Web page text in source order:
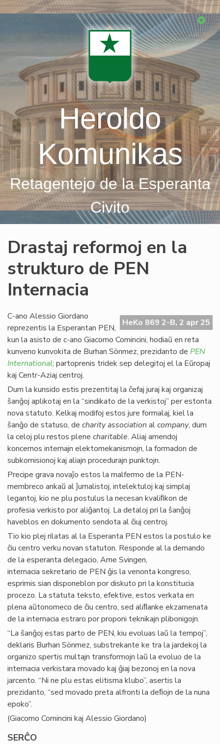
Skip
Heroldo
Komunikas
Retagentejo de la Esperanta
Civito
Drastaj reformoj en la
strukturo de PEN
Internacia
HeKo 869 2-B, 2 apr 25
C-ano Alessio Giordano
reprezentis la Esperantan PEN,
kun la asisto de c-ano Giacomo Comincini, hodiaŭ en reta
kunveno kunvokita de Burhan Sönmez, prezidanto de PEN
International; partoprenis tridek sep delegitoj el la Eŭropaj
kaj Centr-Aziaj centroj.
Dum la kunsido estis prezentitaj la ĉefaj juraj kaj organizaj
ŝanĝoj aplikotaj en la “sindikato de la verkistoj” per estonta
nova statuto. Kelkaj modifoj estos jure formalaj, kiel la
ŝanĝo de statuso, de charity association alcompany, dum
la celoj plu restos plene charitable. Aliaj amendoj
koncernos internajn elektomekanismojn, la formadon de
subkomisionoj kaj aliajn procedurajn punktojn.
Precipe grava novaĵo estos la malfermo de la PEN-
membreco ankaŭ al ĵurnalistoj, intelektuloj kaj simplaj
legantoj, kio ne plu postulus la necesan kvaliﬁkon de
profesia verkisto por aliĝantoj. La detaloj pri la ŝanĝoj
haveblos en dokumento sendota al ĉiuj centroj.
Tio kio plej rilatas al la Esperanta PEN estos la postulo ke
ĉiu centro verku novan statuton. Responde al la demando
de la esperanta delegacio, Arne Svingen,
internacia sekretario de PEN ĝis la venonta kongreso,
esprimis sian disponeblon por diskuto pri la konstitucia
procezo. La statuta teksto, efektive, estos verkata en
plena aŭtonomeco de ĉiu centro, sed aliﬂanke ekzamenata
de la internacia estraro por proponi teknikajn plibonigojn.
“La ŝanĝoj estas parto de PEN, kiu evoluas laŭ la tempoj”,
deklaris Burhan Sönmez, substrekante ke tra la jardekoj la
organizo spertis multajn transformojn laŭ la evoluo de la
internacia verkistara movado kaj ĝiaj bezonoj en la nova
jarcento. “Ni ne plu estas elitisma klubo”, asertis la
prezidanto, “sed movado preta alfronti la deﬁojn de la nuna
epoko”.
(Giacomo Comincini kaj Alessio Giordano)
SERĈO